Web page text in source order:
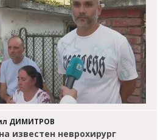
ДИМИТРОВ
известен неврохирург